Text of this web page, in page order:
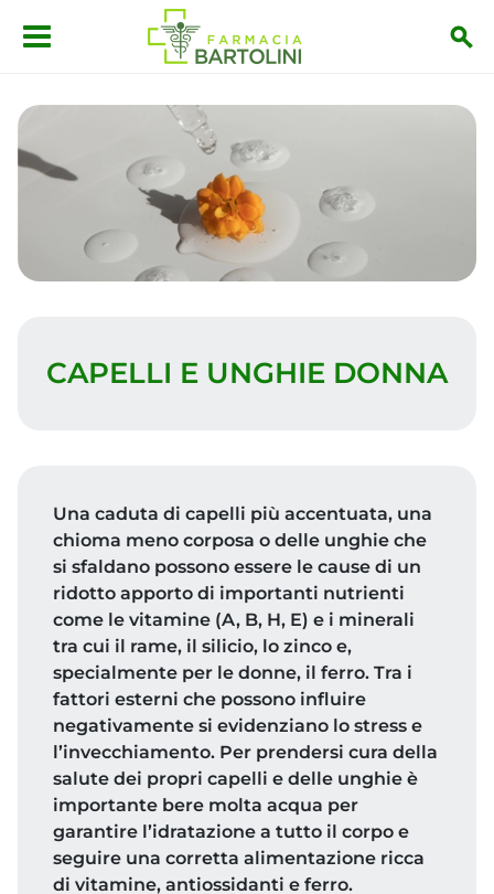
Salta al contenuto principale
CAPELLI E UNGHIE DONNA
Una caduta di capelli più accentuata, una
chioma meno corposa o delle unghie che
si sfaldano possono essere le cause di un
ridotto apporto di importanti nutrienti
come le vitamine (A, B, H, E) e i minerali
tra cui il rame, il silicio, lo zinco e,
specialmente per le donne, il ferro. Tra i
fattori esterni che possono influire
negativamente si evidenziano lo stress e
l’invecchiamento. Per prendersi cura della
salute dei propri capelli e delle unghie è
importante bere molta acqua per
garantire l’idratazione a tutto il corpo e
seguire una corretta alimentazione ricca
di vitamine, antiossidanti e ferro.